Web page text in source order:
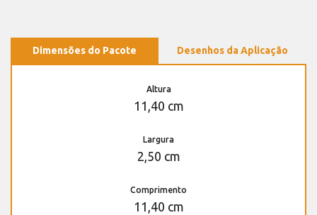
Dimensões do Pacote Desenhos da Aplicação
Altura
11,40 cm
Largura
2,50 cm
Comprimento
11,40 cm